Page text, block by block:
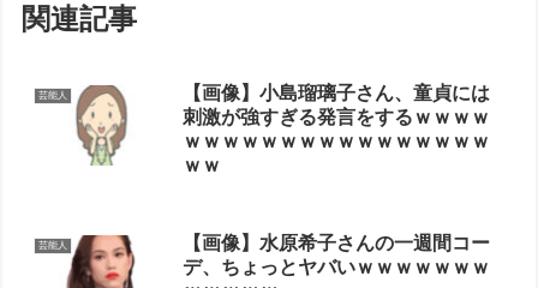
関連記事
芸能人
【画像】小島瑠璃子さん、童貞には
刺激が強すぎる発言をするｗｗｗｗ
ｗｗｗｗｗｗｗｗｗｗｗｗｗｗｗｗ
ｗｗ
芸能人
【画像】水原希子さんの一週間コー
デ、ちょっとヤバいｗｗｗｗｗｗｗ